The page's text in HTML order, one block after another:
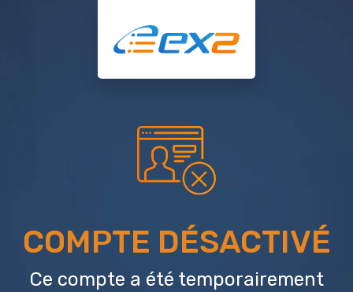
COMPTE DÉSACTIVÉ
Ce compte a été temporairement